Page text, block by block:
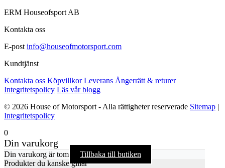
ERM Houseofsport AB
Kontakta oss
E-post info@houseofmotorsport.com
Kundtjänst
Kontakta oss Köpvillkor Leverans Ångerrätt & returer
Integritetspolicy Läs vår blogg
© 2026 House of Motorsport - Alla rättigheter reserverade Sitemap |
Integritetspolicy
0
Din varukorg
Din varukorg är tom
Tillbaka till butiken
Produkter du kanske gillar